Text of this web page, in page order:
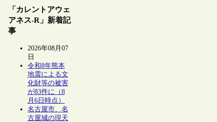
「カレントアウェ
アネス-R」新着記
事
2026年08月07
日
令和8年熊本
地震による文
化財等の被害
が83件に（8
月6日時点）
名古屋市、名
古屋城の現天